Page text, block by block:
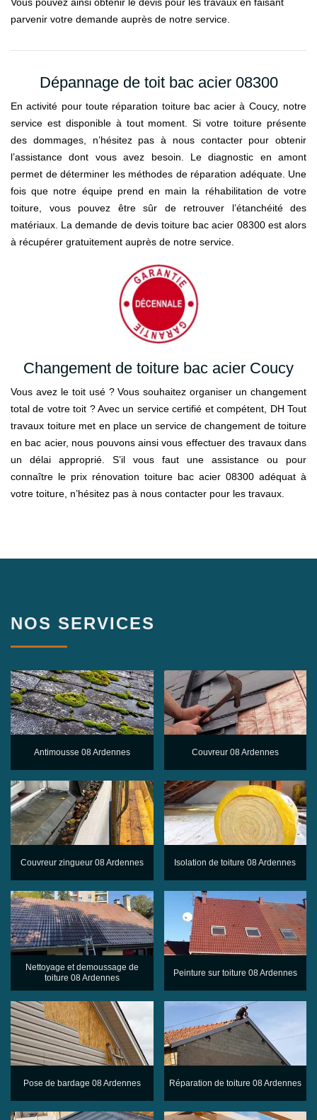
parvenir votre demande auprès de notre service.
Dépannage de toit bac acier 08300
En activité pour toute réparation toiture bac acier à Coucy, notre
service est disponible à tout moment. Si votre toiture présente
des dommages, n’hésitez pas à nous contacter pour obtenir
l’assistance dont vous avez besoin. Le diagnostic en amont
permet de déterminer les méthodes de réparation adéquate. Une
fois que notre équipe prend en main la réhabilitation de votre
toiture, vous pouvez être sûr de retrouver l’étanchéité des
matériaux. La demande de devis toiture bac acier 08300 est alors
à récupérer gratuitement auprès de notre service.
Changement de toiture bac acier Coucy
Vous avez le toit usé ? Vous souhaitez organiser un changement
total de votre toit ? Avec un service certifié et compétent, DH Tout
travaux toiture met en place un service de changement de toiture
en bac acier, nous pouvons ainsi vous effectuer des travaux dans
un délai approprié. S’il vous faut une assistance ou pour
connaître le prix rénovation toiture bac acier 08300 adéquat à
votre toiture, n’hésitez pas à nous contacter pour les travaux.
NOS SERVICES
Antimousse 08 Ardennes Couvreur 08 Ardennes
Couvreur zingueur 08 Ardennes Isolation de toiture 08 Ardennes
Nettoyage et demoussage de
toiture 08 Ardennes
Peinture sur toiture 08 Ardennes
Pose de bardage 08 Ardennes Réparation de toiture 08 Ardennes